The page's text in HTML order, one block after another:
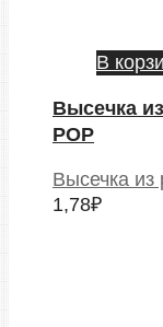
В
Высечка
POP
Высечка из
1,78₽